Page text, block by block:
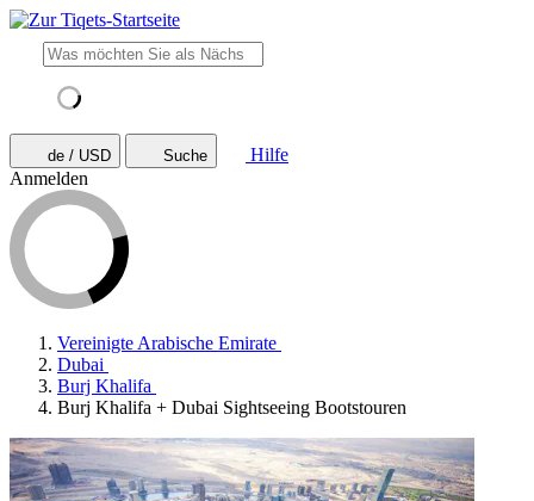
de / USD Suche
Hilfe
Anmelden
Vereinigte Arabische Emirate
Dubai
Burj Khalifa
Burj Khalifa + Dubai Sightseeing Bootstouren